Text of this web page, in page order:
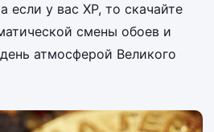
если у вас ХР, то скачайте
смены обоев и
атмосферой Великого